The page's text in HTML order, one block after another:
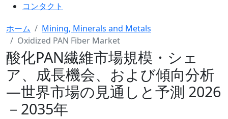
コンタクト
ホーム
Mining, Minerals and Metals
Oxidized PAN Fiber Market
酸化PAN繊維市場規模・シェ
ア、成長機会、および傾向分析
―世界市場の見通しと予測 2026
－2035年